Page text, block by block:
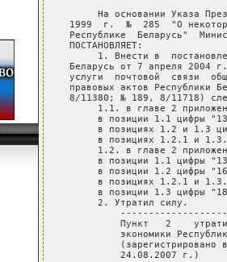
На основании Указа
1999  г.  №  285  "О
Республике  Беларусь"
ПОСТАНОВЛЯЕТ:
1. Внести в
Беларусь от 7 апреля 2004
услуги  почтовой  связи
правовых актов
8/11380; № 189, 8/11718)
1.1. в главе 2
в позиции 1.1 цифры
в позициях 1.2 и 1.3
в позициях 1.2.1 и
1.2. в главе 2
в позиции 1.1 цифры
в позиции 1.2 цифры
в позициях 1.2.1 и
в позиции 1.3 цифры
     2. Утратил силу.
Пункт   2
экономики
(зарегистрировано
         24.08.2007 г.)